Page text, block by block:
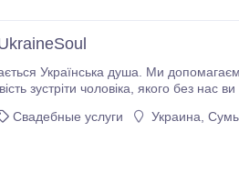
Українська душа. Ми
чи зустрінете. Хоча б тому, що чоловіків півсвіту. Агенція
Свадебные услуги Украина,